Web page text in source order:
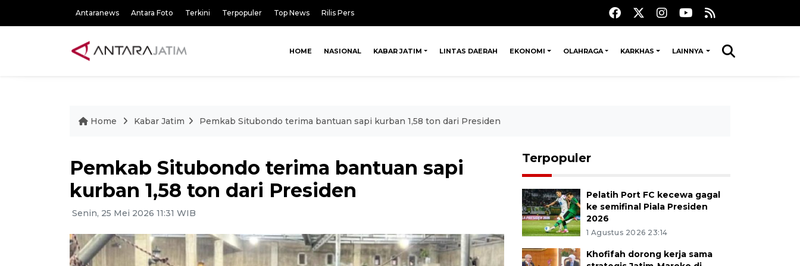
Antaranews Antara Foto Terkini Terpopuler Top News Rilis Pers
HOME NASIONAL KABAR JATIM LINTAS DAERAH EKONOMI OLAHRAGA KARKHAS LAINNYA
Home Kabar Jatim Pemkab Situbondo terima bantuan sapi kurban 1,58 ton dari Presiden
Pemkab Situbondo terima bantuan sapi
kurban 1,58 ton dari Presiden
Senin, 25 Mei 2026 11:31 WIB
Terpopuler
Pelatih Port FC kecewa gagal
ke semifinal Piala Presiden
2026
1 Agustus 2026 23:14
Khofifah dorong kerja sama